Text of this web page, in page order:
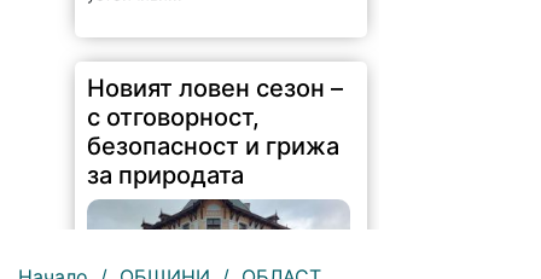
Новият ловен сезон –
с отговорност,
безопасност и грижа
за природата